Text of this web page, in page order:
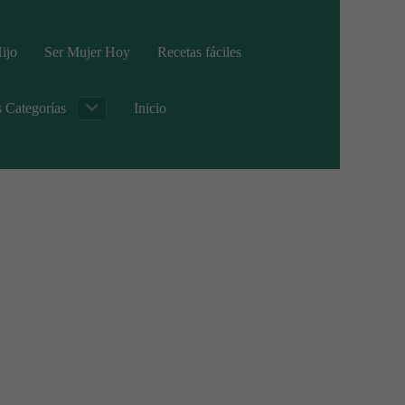
Ser Mujer Hoy Recetas fáciles
Categorías Inicio